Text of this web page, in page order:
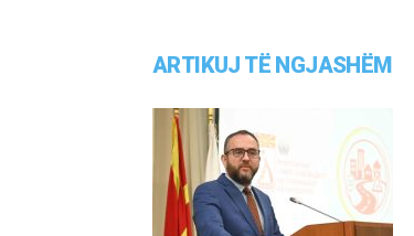
ARTIKUJ TË NGJASHËM